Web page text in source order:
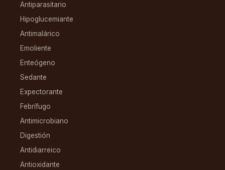
Antiparasitario
Hipoglucemiante
Antimalárico
Emoliente
Enteógeno
Sedante
Expectorante
Febrífugo
Antimicrobiano
Digestión
Antidiarreico
Antioxidante